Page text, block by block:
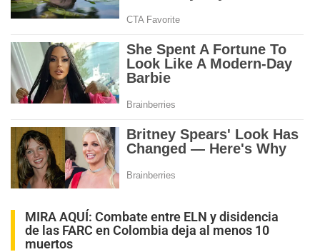
MIRA AQUÍ: Combate entre ELN y disidencia
de las FARC en Colombia deja al menos 10
muertos